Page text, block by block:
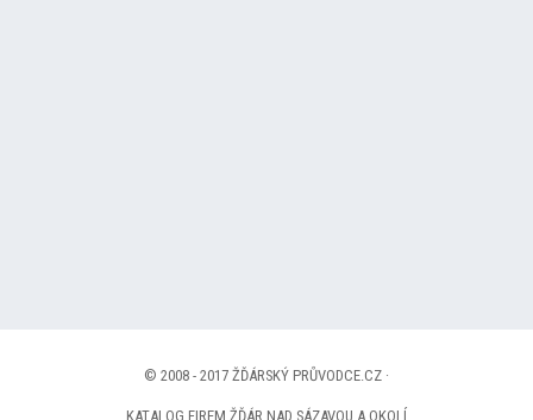
© 2008 - 2017 ŽĎÁRSKÝ PRŮVODCE.CZ ·
KATALOG FIREM ŽĎÁR NAD SÁZAVOU A OKOLÍ